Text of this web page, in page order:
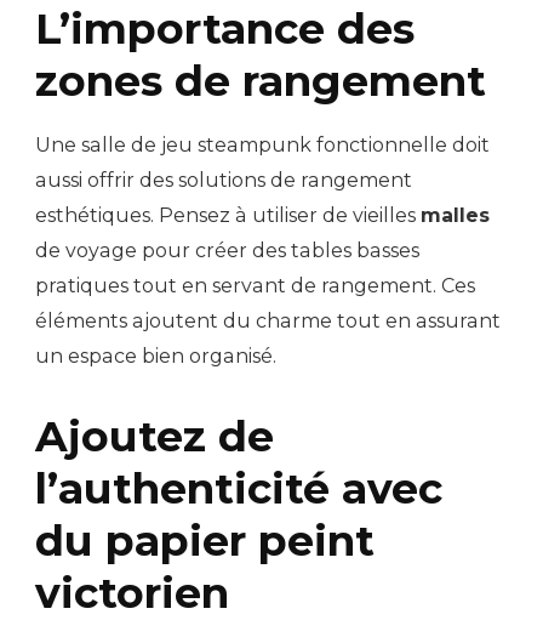
L’importance des
zones de rangement
Une salle de jeu steampunk fonctionnelle doit
aussi offrir des solutions de rangement
esthétiques. Pensez à utiliser de vieilles malles
de voyage pour créer des tables basses
pratiques tout en servant de rangement. Ces
éléments ajoutent du charme tout en assurant
un espace bien organisé.
Ajoutez de
l’authenticité avec
du papier peint
victorien